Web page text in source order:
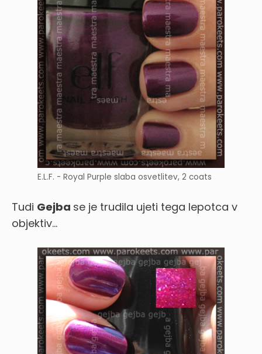
E.L.F. - Royal Purple slaba osvetlitev, 2 coats
Tudi Gejba se je trudila ujeti tega lepotca v
objektiv…